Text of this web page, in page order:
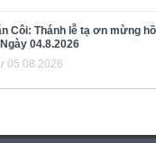
Côi: Thánh lễ tạ ơn mừng
04.8.2026
05.08.2026